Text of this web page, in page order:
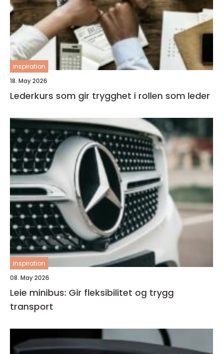
inspiration
18. May 2026
Lederkurs som gir trygghet i rollen som leder
inspiration
08. May 2026
Leie minibus: Gir fleksibilitet og trygg
transport